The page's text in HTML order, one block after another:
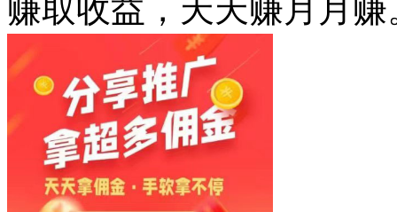
赚取收益，天天赚月月赚